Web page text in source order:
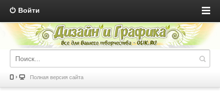
Войти
Полная версия сайта